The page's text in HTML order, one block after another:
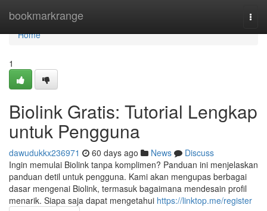
bookmarkrange
Home
Home
1
Biolink Gratis: Tutorial Lengkap
untuk Pengguna
dawudukkx236971 60 days ago News
Discuss
Ingin memulai Biolink tanpa komplimen? Panduan ini menjelaskan
panduan detil untuk pengguna. Kami akan mengupas berbagai
dasar mengenai Biolink, termasuk bagaimana mendesain profil
menarik. Siapa saja dapat mengetahui https://linktop.me/register